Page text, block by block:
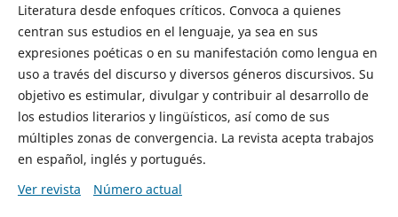
Literatura desde enfoques críticos. Convoca a quienes
centran sus estudios en el lenguaje, ya sea en sus
expresiones poéticas o en su manifestación como lengua en
uso a través del discurso y diversos géneros discursivos. Su
objetivo es estimular, divulgar y contribuir al desarrollo de
los estudios literarios y lingüísticos, así como de sus
múltiples zonas de convergencia. La revista acepta trabajos
en español, inglés y portugués.
Ver revista
Número actual